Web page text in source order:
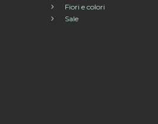
Fiori e colori
Sale